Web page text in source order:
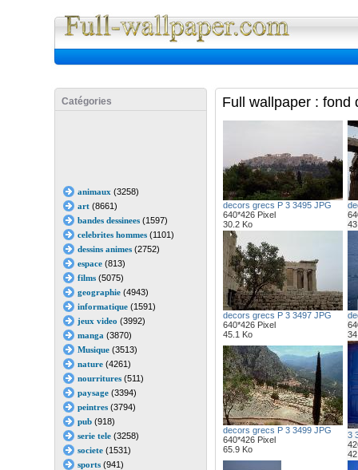
Catégories
animaux (3258)
art(8661)
bandes dessinees(1597)
celebrites hommes(1101)
dessins animes(2752)
espace(813)
films(5075)
geographie(4943)
informatique(1591)
jeux video (3992)
manga (3870)
Musique(3513)
nature(4261)
nourritures(511)
paysage(3394)
peintres(3794)
pub(918)
serie tele(3258)
societe(1531)
sports(941)
Full wallpaper : fond
decors grecs P 3 3495 JPG
640*426 Pixel
30.2 Ko
decors grecs P 3 3497 JPG
640*426 Pixel
45.1 Ko
decors grecs P 3 3499 JPG
640*426 Pixel
65.9 Ko
3